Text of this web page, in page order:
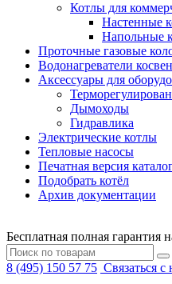
Котлы для
Настенные
Напольные
Проточные газовые
Водонагреватели
Аксессуары для
Дымоходы
Гидравлика
Электрические котлы
Тепловые насосы
Печатная версия
Подобрать котёл
Архив документации
Бесплатная полная гарантия
8 (495) 150 57 75 Связаться с